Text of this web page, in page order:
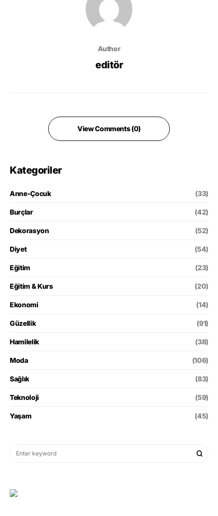
Author
editör
View Comments (0)
Kategoriler
Anne-Çocuk (33)
Burçlar (42)
Dekorasyon (52)
Diyet (54)
Eğitim (23)
Eğitim & Kurs (20)
Ekonomi (14)
Güzellik (91)
Hamilelik (38)
Moda (106)
Sağlık (83)
Teknoloji (59)
Yaşam (45)